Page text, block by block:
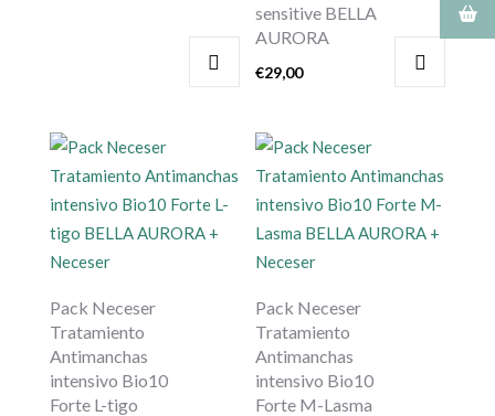
sensitive BELLA
AURORA
€29,00
Pack Neceser
Tratamiento
Antimanchas
intensivo Bio10
Forte L-tigo
Pack Neceser
Tratamiento
Antimanchas
intensivo Bio10
Forte M-Lasma